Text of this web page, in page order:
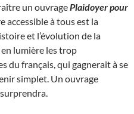
un ouvrage Plaidoyer pour
accessible à tous est la
et l’évolution de la
en lumière les trop
du français, qui gagnerait à se
simplet. Un ouvrage